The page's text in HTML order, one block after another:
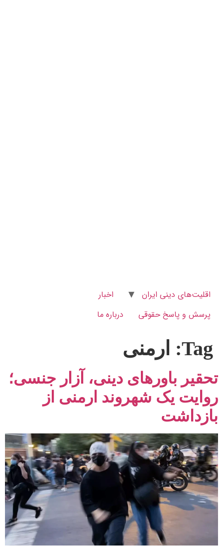
اقلیت‌های دینی ایران
اخبار
پرسش و پاسخ‌ حقوقی
درباره ما
Tag: ارمنی
تحقیر باورهای دینی، آزار جنسی؛
روایت یک شهروند ارمنی از
بازداشت